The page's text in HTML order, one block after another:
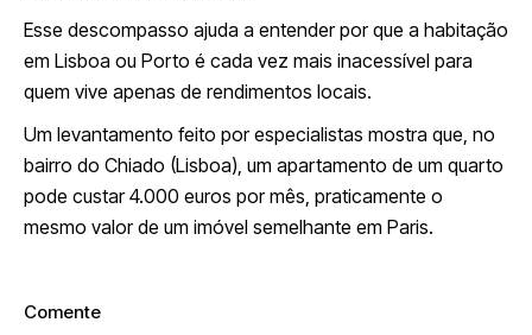
Esse descompasso ajuda a entender por que a habitação
em Lisboa ou Porto é cada vez mais inacessível para
quem vive apenas de rendimentos locais.
Um levantamento feito por especialistas mostra que, no
bairro do Chiado (Lisboa), um apartamento de um quarto
pode custar 4.000 euros por mês, praticamente o
mesmo valor de um imóvel semelhante em Paris.
Comente